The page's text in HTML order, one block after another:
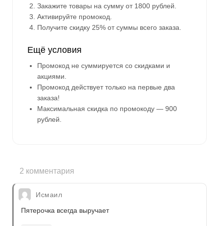
Закажите товары на сумму от 1800 рублей.
Активируйте промокод.
Получите скидку 25% от суммы всего заказа.
Ещё условия
Промокод не суммируется со скидками и
акциями.
Промокод действует только на первые два
заказа!
Максимальная скидка по промокоду — 900
рублей.
2 комментария
Исмаил
Пятерочка всегда выручает